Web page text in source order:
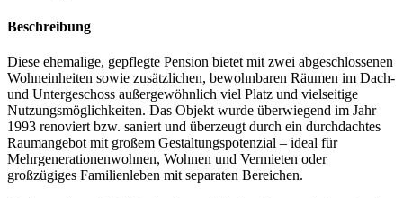
Beschreibung
Diese ehemalige, gepflegte Pension bietet mit zwei abgeschlossenen
Wohneinheiten sowie zusätzlichen, bewohnbaren Räumen im Dach-
und Untergeschoss außergewöhnlich viel Platz und vielseitige
Nutzungsmöglichkeiten. Das Objekt wurde überwiegend im Jahr
1993 renoviert bzw. saniert und überzeugt durch ein durchdachtes
Raumangebot mit großem Gestaltungspotenzial – ideal für
Mehrgenerationenwohnen, Wohnen und Vermieten oder
großzügiges Familienleben mit separaten Bereichen.